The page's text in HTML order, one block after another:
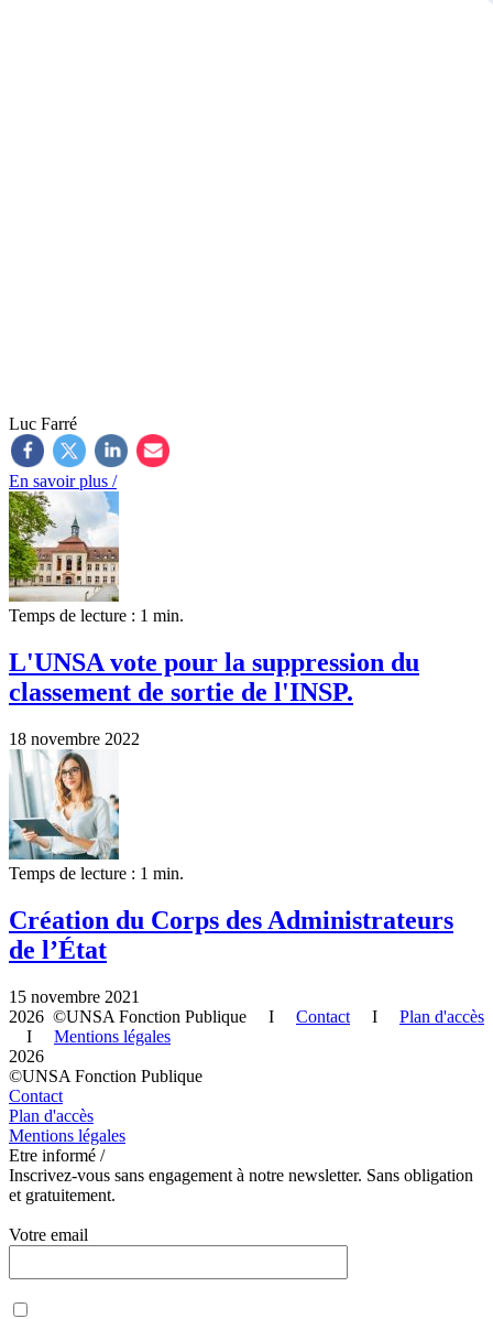
Luc Farré
En savoir plus /
Temps de lecture : 1 min.
L'UNSA vote pour la suppression du
classement de sortie de l'INSP.
18 novembre 2022
Temps de lecture : 1 min.
Création du Corps des Administrateurs
de l’État
15 novembre 2021
2026 ©UNSA Fonction Publique I Contact I Plan d'accès
I Mentions légales
2026
©UNSA Fonction Publique
Contact
Plan d'accès
Mentions légales
Etre informé /
Inscrivez-vous sans engagement à notre newsletter. Sans obligation
et gratuitement.
Votre email